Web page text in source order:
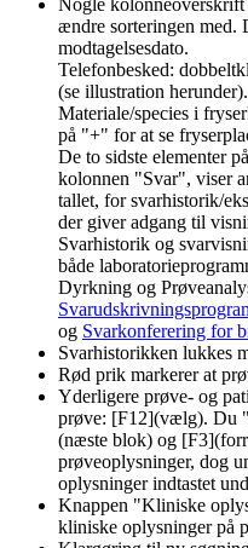
Nogle kolonneoverskrift
ændre sorteringen med.
modtagelsesdato.
Telefonbesked:
(se illustration herunder).
Materiale/species i
på "+" for at se
De to sidste elementer
kolonnen "Svar", viser
tallet, for svarhistorik/
der giver adgang til
Svarhistorik og
både
Dyrkning og
og Svarkonferering for
Svarhistorikken lukkes
Rød prik markerer at
Yderligere prøve- og
prøve: [F12](vælg). Du
(næste blok) og
prøveoplysninger, dog
oplysninger indtastet
Knappen "Kliniske
kliniske oplysninger på